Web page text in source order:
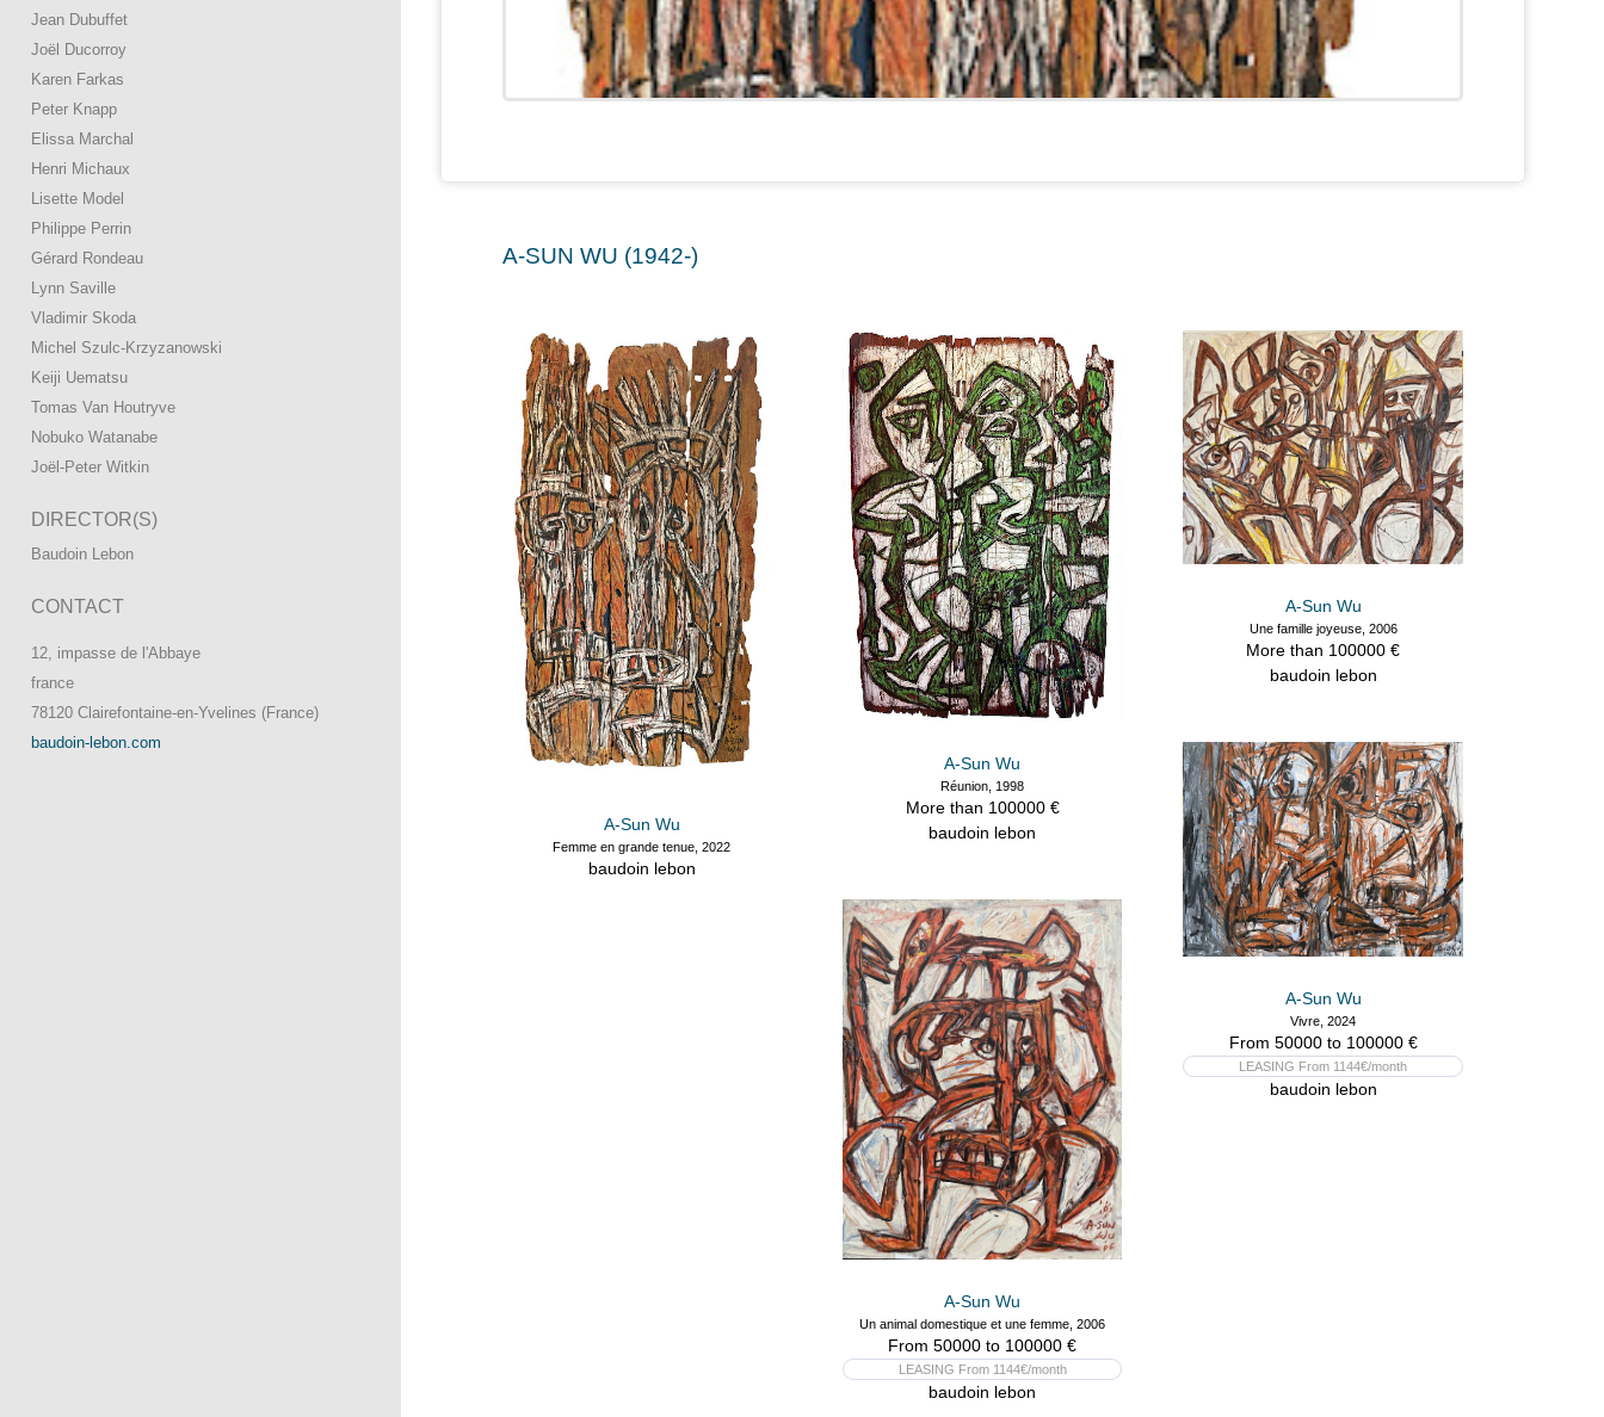
Jean Dubuffet
Joël Ducorroy
Karen Farkas
Peter Knapp
Elissa Marchal
Henri Michaux
Lisette Model
Philippe Perrin
Gérard Rondeau
Lynn Saville
Vladimir Skoda
Michel Szulc-Krzyzanowski
Keiji Uematsu
Tomas Van Houtryve
Nobuko Watanabe
Joël-Peter Witkin
DIRECTOR(S)
Baudoin Lebon
CONTACT
12, impasse de l'Abbaye
france
78120 Clairefontaine-en-Yvelines (France)
baudoin-lebon.com
A-SUN WU (1942-)
A-Sun Wu
Femme en grande tenue, 2022
baudoin lebon
A-Sun Wu
Réunion, 1998
More than 100000 €
baudoin lebon
A-Sun Wu
Une famille joyeuse, 2006
More than 100000 €
baudoin lebon
A-Sun Wu
Vivre, 2024
From 50000 to 100000 €
LEASING From 1144€/month
baudoin lebon
A-Sun Wu
Un animal domestique et une femme, 2006
From 50000 to 100000 €
LEASING From 1144€/month
baudoin lebon